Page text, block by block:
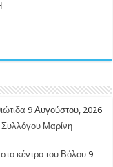
9 Αυγούστου, 2026
Συλλόγου Μαρίνη
κέντρο του Βόλου 9